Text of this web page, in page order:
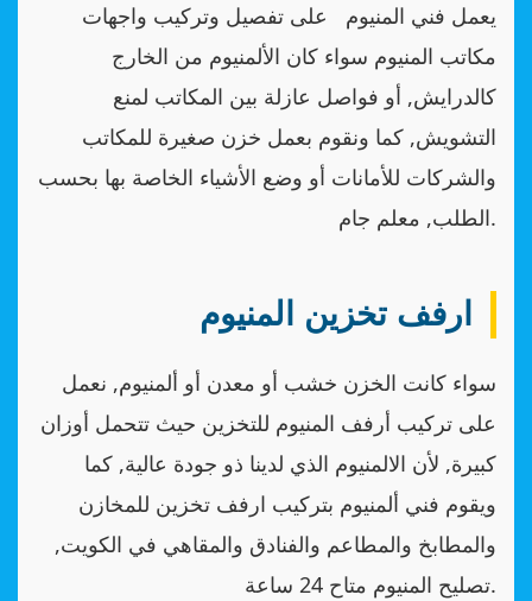
يعمل فني المنيوم على تفصيل وتركيب واجهات
مكاتب المنيوم سواء كان الألمنيوم من الخارج
كالدرايش, أو فواصل عازلة بين المكاتب لمنع
التشويش, كما ونقوم بعمل خزن صغيرة للمكاتب
والشركات للأمانات أو وضع الأشياء الخاصة بها بحسب
الطلب, معلم جام.
ارفف تخزين المنيوم
سواء كانت الخزن خشب أو معدن أو ألمنيوم, نعمل
على تركيب أرفف المنيوم للتخزين حيث تتحمل أوزان
كبيرة, لأن الالمنيوم الذي لدينا ذو جودة عالية, كما
ويقوم فني ألمنيوم بتركيب ارفف تخزين للمخازن
والمطابخ والمطاعم والفنادق والمقاهي في الكويت,
تصليح المنيوم متاح 24 ساعة.